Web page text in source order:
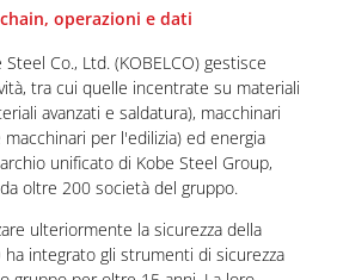
operazioni e dati
Co., Ltd. (KOBELCO) gestisce
tra cui quelle incentrate su materiali
avanzati e saldatura), macchinari
per l'edilizia) ed energia
unificato di Kobe Steel Group,
oltre 200 società del gruppo.
ulteriormente la sicurezza della
ha integrato gli strumenti di sicurezza